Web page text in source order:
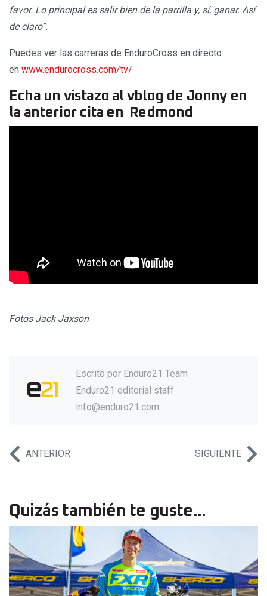
favor. Lo principal es salir bien de la parrilla y, sí, ganar. Así
de claro”.
Puedes ver las carreras de EnduroCross en directo
en www.endurocross.com/tv/
Echa un vistazo al vblog de Jonny en
la anterior cita en Redmond
Fotos Jack Jaxson
Escrito por Enduro21 Team
Enduro21 editorial staff
info@enduro21.com
ANTERIOR SIGUIENTE
Quizás también te guste...